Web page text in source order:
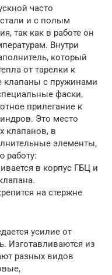
часто
и с полым
так как в работе он
Внутри
который
от тарелки к
клапаны с пружинами
фаски,
прилегание к
Это место
клапанов, в
элементы,
работу:
в корпус ГБЦ и
на стержне
усилие от
Изготавливаются из
разных видов